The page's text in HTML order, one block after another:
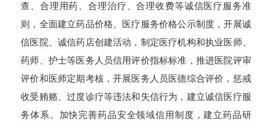
查、合理用药、合理治疗、合理收费等诚信医疗服务准
则，全面建立药品价格、医疗服务价格公示制度，开展诚
信医院、诚信药店创建活动，制定医疗机构和执业医师、
药师、护士等医务人员信用评价指标标准，推进医院评审
评价和医师定期考核，开展医务人员医德综合评价，惩戒
收受贿赂、过度诊疗等违法和失信行为，建立诚信医疗服
务体系。加快完善药品安全领域信用制度，建立药品研